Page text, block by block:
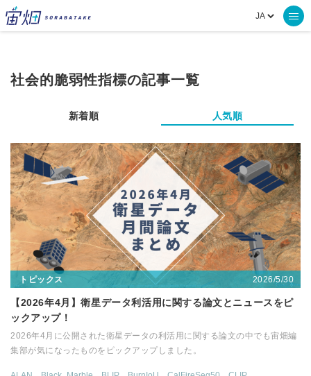
社会的脆弱性指標の記事一覧
新着順 人気順
トピックス 2026/5/30
【2026年4月】衛星データ利活用に関する論文とニュースをピ
ックアップ！
2026年4月に公開された衛星データの利活用に関する論文の中でも宙畑編
集部が気になったものをピックアップしました。